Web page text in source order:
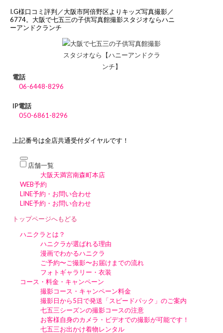
I.G様口コミ評判／大阪市阿倍野区よりキッズ写真撮影／
6774。大阪で七五三の子供写真館撮影スタジオならハニ
ーアンドクランチ
電話
06-6448-8296
IP電話
050-6861-8296
上記番号は全店共通受付ダイヤルです！
店舗一覧
大阪天満宮南森町本店
WEB予約
LINE予約・お問い合わせ
LINE予約・お問い合わせ
トップページへもどる
ハニクラとは？
ハニクラが選ばれる理由
漫画でわかるハニクラ
ご予約〜ご撮影〜お届けまでの流れ
フォトギャラリー・衣装
コース・料金・キャンペーン
撮影コース・キャンペーン料金
撮影日から5日で発送「スピードパック」のご案内
七五三シーズンの撮影コースの注意
お客様自身のカメラ・ビデオでの撮影が可能です！
七五三お出かけ着物レンタル